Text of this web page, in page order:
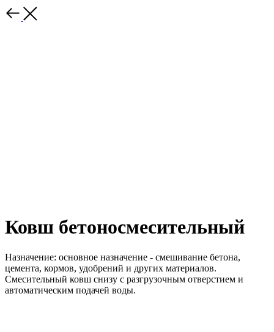
Ковш бетоносмесительный
Назначение: основное назначение - смешивание бетона,
цемента, кормов, удобрений и других материалов.
Смесительный ковш снизу с разгрузочным отверстием и
автоматическим подачей воды.